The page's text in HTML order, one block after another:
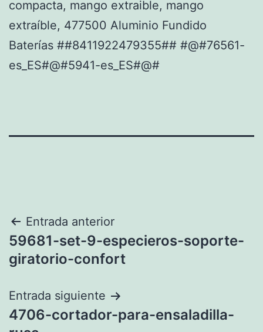
compacta, mango extraible, mango
extraíble, 477500 Aluminio Fundido
Baterías ##8411922479355## #@#76561-
es_ES#@#5941-es_ES#@#
Navegación
de
Entrada anterior
59681-set-9-especieros-soporte-
giratorio-confort
Entrada siguiente
4706-cortador-para-ensaladilla-